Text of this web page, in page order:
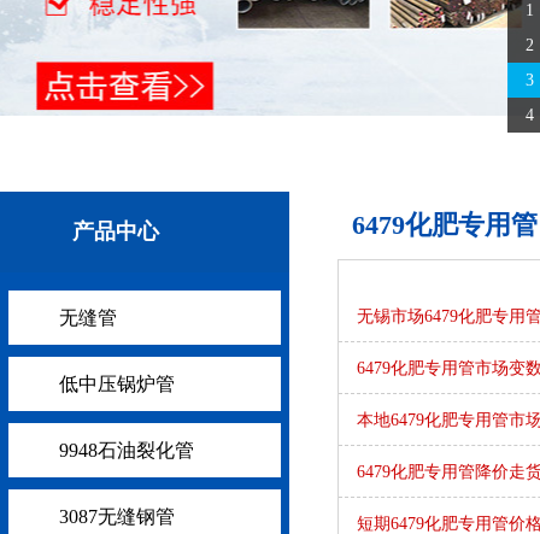
1
2
3
4
产品中心
无缝管
低中压锅炉管
9948石油裂化管
3087无缝钢管
6479化肥专用管
无锡市场6479化肥专用
6479化肥专用管市场变
本地6479化肥专用管市
6479化肥专用管降价走
短期6479化肥专用管价